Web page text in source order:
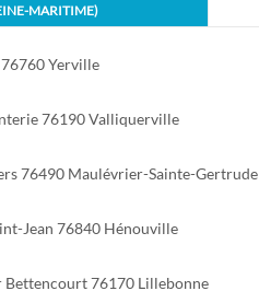
MARITIME)
76760 Yerville
76190 Valliquerville
76490 Maulévrier-Sainte-Gertrude
Jean 76840 Hénouville
Bettencourt 76170 Lillebonne